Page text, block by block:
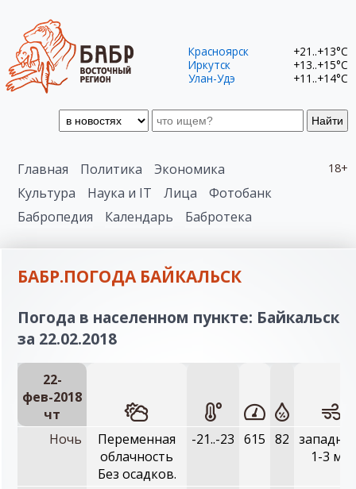
Найти
Красноярск
+21..+13°C
Иркутск
+13..+15°C
Улан-Удэ
+11..+14°C
18+
Главная Политика
Экономика
Культура
Наука и IT Лица
Фотобанк
Бабропедия
Календарь Бабротека
БАБР.ПОГОДА БАЙКАЛЬСК
Погода в населенном пункте: Байкальск
за 22.02.2018
22-
фев-2018
чт
Ночь
Переменная
облачность
Без осадков.
-21..-23 615 82
1-3 м/с